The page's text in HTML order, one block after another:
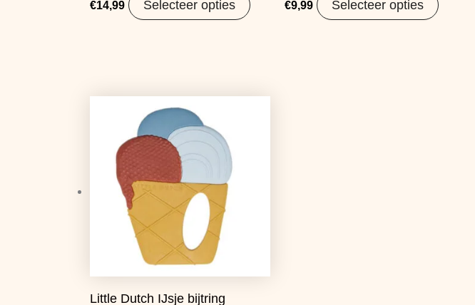
€14,99 Selecteer opties €9,99 Selecteer opties
Little Dutch IJsje bijtring
prijs
was:
€8,99.
prijs
is:
€7,50.